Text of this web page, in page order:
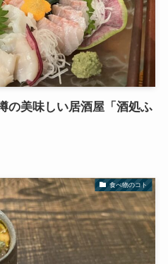
の美味しい居酒屋「酒処ふ
食べ物のコト